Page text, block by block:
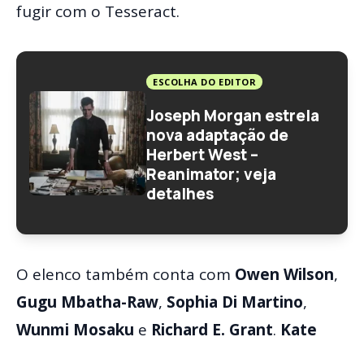
fugir com o Tesseract.
ESCOLHA DO EDITOR
Joseph Morgan estrela
nova adaptação de
Herbert West –
Reanimator; veja
detalhes
O elenco também conta com Owen Wilson,
Gugu Mbatha-Raw, Sophia Di Martino,
Wunmi Mosaku e Richard E. Grant. Kate